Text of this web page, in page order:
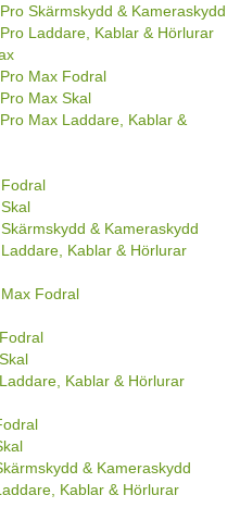
Skärmskydd & Kameraskydd
Laddare, Kablar & Hörlurar
Max Fodral
Max Skal
Max Laddare, Kablar &
& Kameraskydd
Kablar & Hörlurar
Fodral
Kablar & Hörlurar
& Kameraskydd
Kablar & Hörlurar